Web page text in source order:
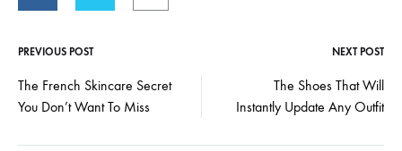
Post
PREVIOUS POST NEXT POST
The French Skincare Secret
You Don’t Want To Miss
The Shoes That Will
Instantly Update Any Outfit